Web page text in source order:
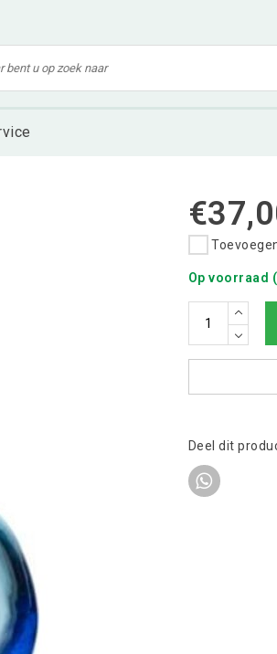
Op voorraad
Deel dit